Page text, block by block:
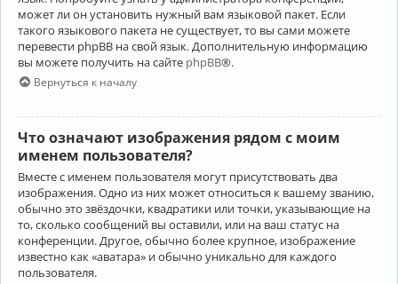
может ли он установить нужный вам языковой пакет. Если
такого языкового пакета не существует, то вы сами можете
перевести phpBB на свой язык. Дополнительную информацию
вы можете получить на сайте phpBB®.
Вернуться к началу
Что означают изображения рядом с моим
именем пользователя?
Вместе с именем пользователя могут присутствовать два
изображения. Одно из них может относиться к вашему званию,
обычно это звёздочки, квадратики или точки, указывающие на
то, сколько сообщений вы оставили, или на ваш статус на
конференции. Другое, обычно более крупное, изображение
известно как «аватара» и обычно уникально для каждого
пользователя.